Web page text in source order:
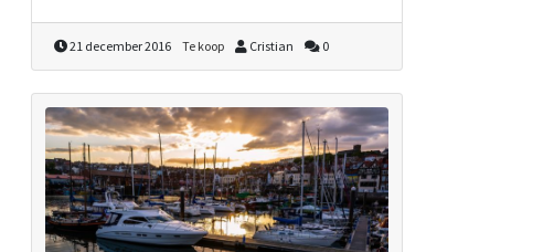
21 december 2016 Te koop Cristian 0